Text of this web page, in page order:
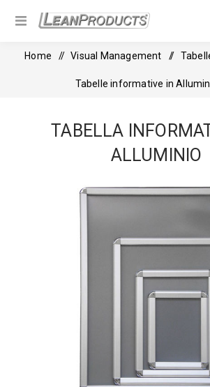
Home / Visual Management /
Tabelle informative in
TABELLA
ALLUMINIO